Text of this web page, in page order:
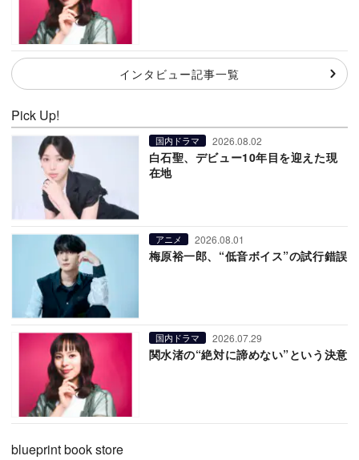
インタビュー記事一覧
Pick Up!
国内ドラマ 2026.08.02
白石聖、デビュー10年目を迎えた現
在地
アニメ 2026.08.01
梅原裕一郎、“低音ボイス”の試行錯誤
国内ドラマ 2026.07.29
関水渚の“絶対に諦めない”という決意
blueprint book store